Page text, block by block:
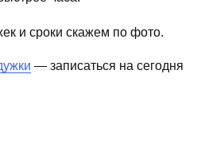
и сроки скажем по фото.
— записаться на сегодня